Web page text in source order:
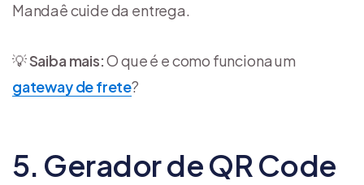
Mandaê cuide da entrega.
💡Saiba mais:O que é e como funciona um
gateway de frete?
5. Gerador de QR Code